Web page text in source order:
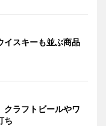
イスキーも並ぶ商品
クラフトビールやワ
ち